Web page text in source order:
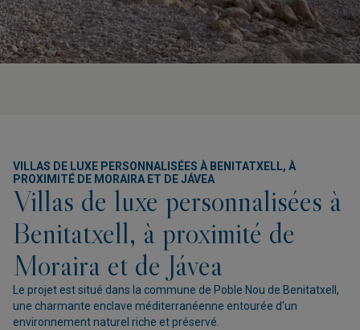
VILLAS DE LUXE PERSONNALISÉES À BENITATXELL, À
PROXIMITÉ DE MORAIRA ET DE JÁVEA
Villas de luxe personnalisées à
Benitatxell, à proximité de
Moraira et de Jávea
Le projet est situé dans la commune de Poble Nou de Benitatxell,
une charmante enclave méditerranéenne entourée d'un
environnement naturel riche et préservé.